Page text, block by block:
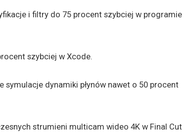
i filtry do 75 procent szybciej w programie
szybciej w Xcode.
symulacje dynamiki płynów nawet o 50 procent
strumieni multicam wideo 4K w Final Cut